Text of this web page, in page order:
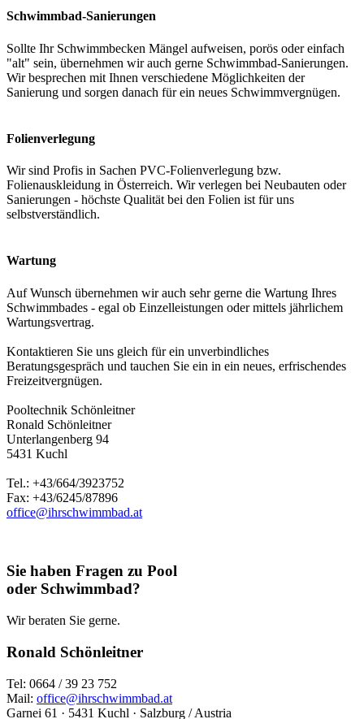
Schwimmbad-Sanierungen
Sollte Ihr Schwimmbecken Mängel aufweisen, porös oder einfach
"alt" sein, übernehmen wir auch gerne Schwimmbad-Sanierungen.
Wir besprechen mit Ihnen verschiedene Möglichkeiten der
Sanierung und sorgen danach für ein neues Schwimmvergnügen.
Folienverlegung
Wir sind Profis in Sachen PVC-Folienverlegung bzw.
Folienauskleidung in Österreich. Wir verlegen bei Neubauten oder
Sanierungen - höchste Qualität bei den Folien ist für uns
selbstverständlich.
Wartung
Auf Wunsch übernehmen wir auch sehr gerne die Wartung Ihres
Schwimmbades - egal ob Einzelleistungen oder mittels jährlichem
Wartungsvertrag.
Kontaktieren Sie uns gleich für ein unverbindliches
Beratungsgespräch und tauchen Sie ein in ein neues, erfrischendes
Freizeitvergnügen.
Pooltechnik Schönleitner
Ronald Schönleitner
Unterlangenberg 94
5431 Kuchl
Tel.: +43/664/3923752
Fax: +43/6245/87896
office@ihrschwimmbad.at
Sie haben Fragen zu Pool
oder Schwimmbad?
Wir beraten Sie gerne.
Ronald Schönleitner
Tel: 0664 / 39 23 752
Mail: office@ihrschwimmbad.at
Garnei 61 · 5431 Kuchl · Salzburg / Austria